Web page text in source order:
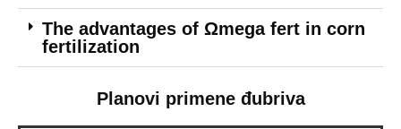
The advantages of Ωmega fert in corn
fertilization
Planovi primene đubriva